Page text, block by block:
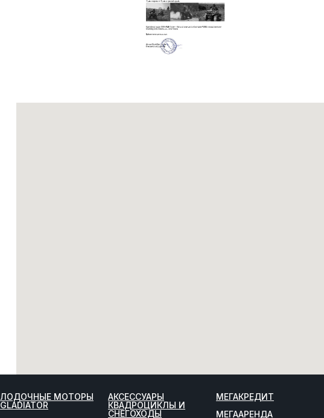
ЛОДОЧНЫЕ МОТОРЫ
GLADIATOR
АКСЕССУАРЫ
КВАДРОЦИКЛЫ И
СНЕГОХОДЫ
МЕГАКРЕДИТ
МЕГААРЕНДА